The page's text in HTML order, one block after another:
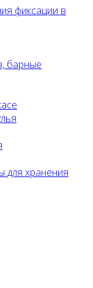
фиксации в
барные
для хранения